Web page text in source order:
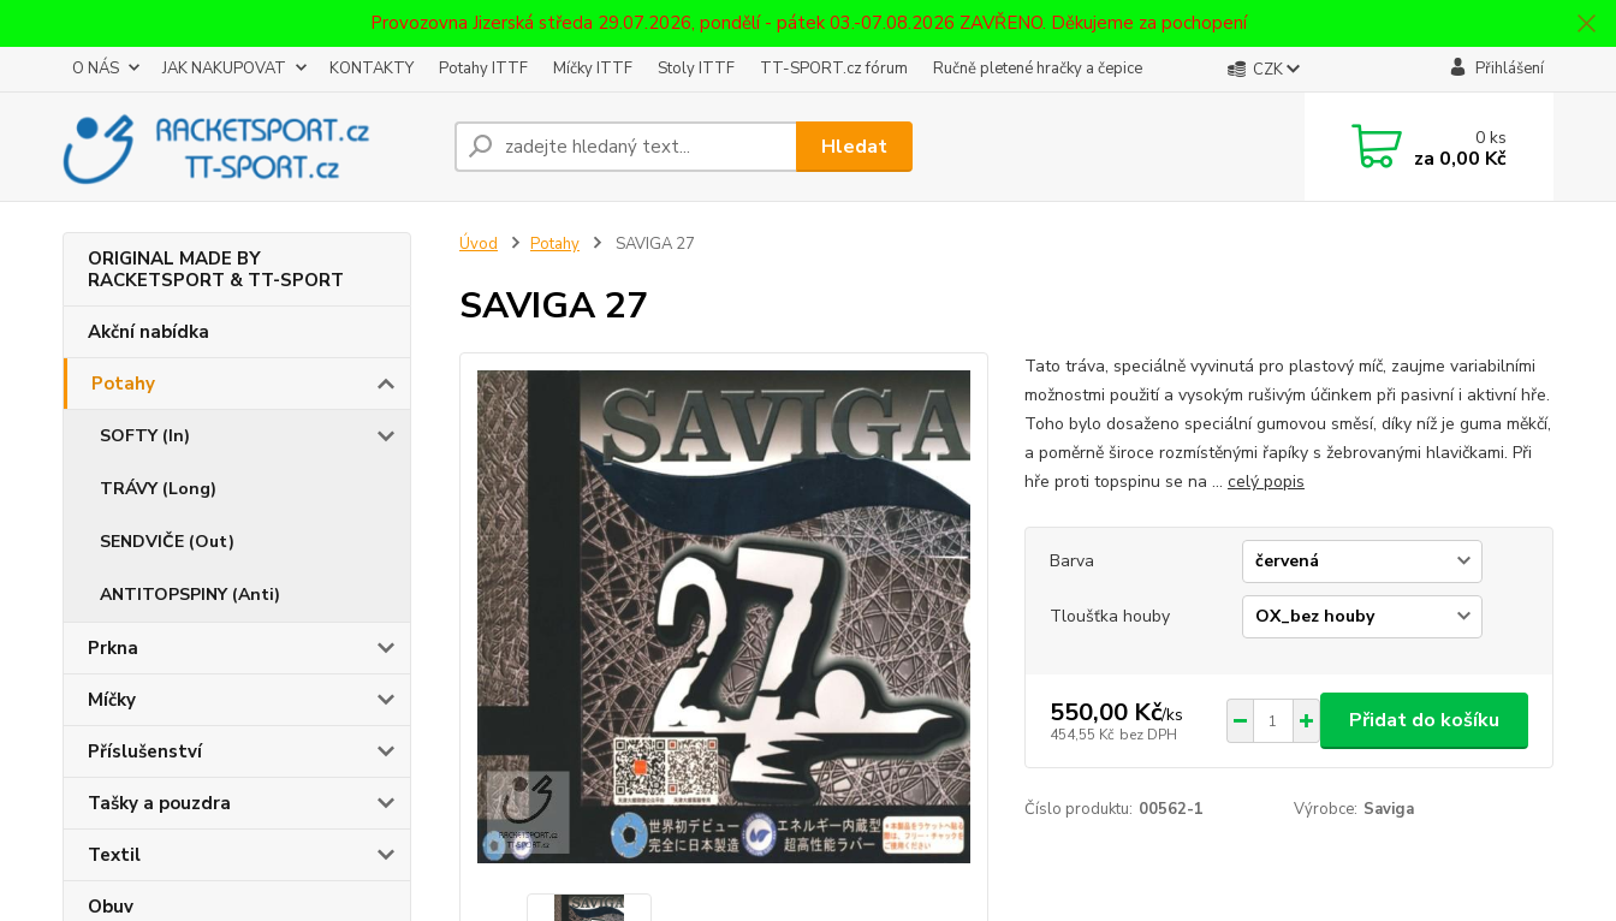
Provozovna Jizerská středa 29.07.2026, pondělí - pátek 03.-07.08.2026 ZAVŘENO. Děkujeme za pochopení
O NÁS JAK NAKUPOVAT KONTAKTY Potahy ITTF Míčky ITTF Stoly ITTF TT-SPORT.cz fórum Ručně pletené hračky a čepice CZK Přihlášení
Hledat 0ks
za 0,00 Kč
ORIGINAL MADE BY
RACKETSPORT & TT-SPORT
Akční nabídka
Potahy
SOFTY (In)
TRÁVY (Long)
SENDVIČE (Out)
ANTITOPSPINY (Anti)
Prkna
Míčky
Příslušenství
Tašky a pouzdra
Textil
Obuv
Úvod Potahy SAVIGA 27
SAVIGA 27
Tato tráva, speciálně vyvinutá pro plastový míč, zaujme variabilními
možnostmi použití a vysokým rušivým účinkem při pasivní i aktivní hře.
Toho bylo dosaženo speciální gumovou směsí, díky níž je guma měkčí,
a poměrně široce rozmístěnými řapíky s žebrovanými hlavičkami. Při
hře proti topspinu se na ... celý popis
Barva
Tloušťka houby
550,00 Kč/ks
454,55 Kč bez DPH
Přidat do košíku
Číslo produktu: 00562-1 Výrobce: Saviga